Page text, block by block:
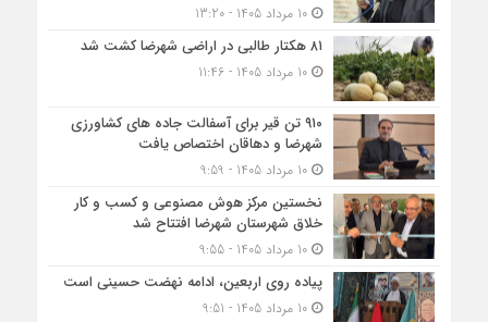
10 مرداد 1405 - 13:20
۸۱ هکتار طالبی در اراضی شهرضا کشت شد
10 مرداد 1405 - 11:46
۹۱۰ تن قیر برای آسفالت جاده های کشاورزی
شهرضا و دهاقان اختصاص یافت
10 مرداد 1405 - 9:59
نخستین مرکز هوش مصنوعی و کسب‌ و کار
خلاق شهرستان شهرضا افتتاح شد
10 مرداد 1405 - 9:55
پیاده روی اربعین، ادامه نهضت حسینی است
10 مرداد 1405 - 9:51